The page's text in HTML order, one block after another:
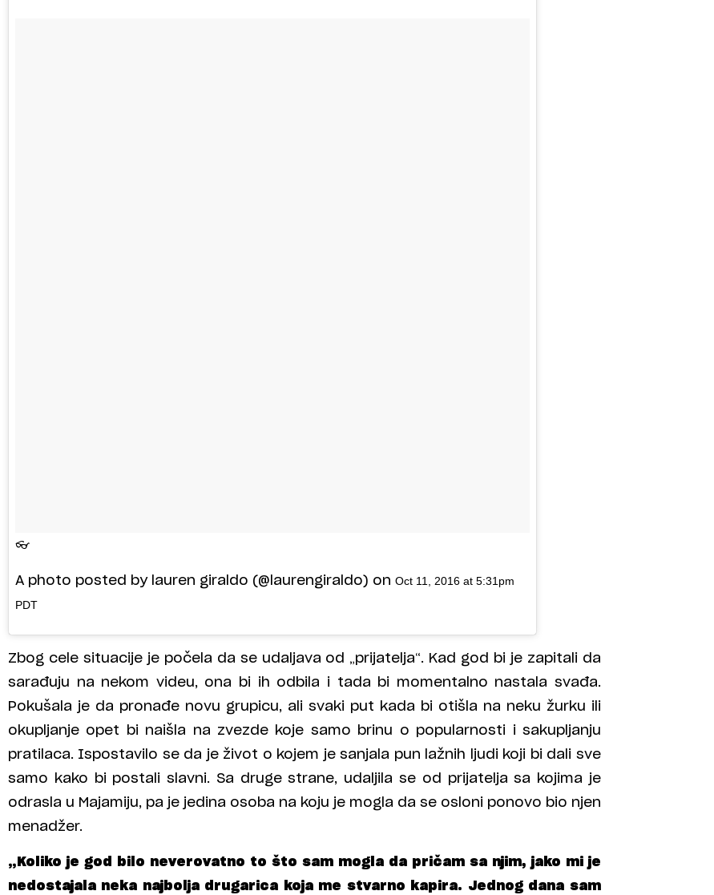
👓
A photo posted by lauren giraldo (@laurengiraldo) on Oct 11, 2016 at 5:31pm
PDT
Zbog cele situacije je počela da se udaljava od „prijatelja“. Kad god bi je zapitali da
sarađuju na nekom videu, ona bi ih odbila i tada bi momentalno nastala svađa.
Pokušala je da pronađe novu grupicu, ali svaki put kada bi otišla na neku žurku ili
okupljanje opet bi naišla na zvezde koje samo brinu o popularnosti i sakupljanju
pratilaca. Ispostavilo se da je život o kojem je sanjala pun lažnih ljudi koji bi dali sve
samo kako bi postali slavni. Sa druge strane, udaljila se od prijatelja sa kojima je
odrasla u Majamiju, pa je jedina osoba na koju je mogla da se osloni ponovo bio njen
menadžer.
„Koliko je god bilo neverovatno to što sam mogla da pričam sa njim, jako mi je
nedostajala neka najbolja drugarica koja me stvarno kapira. Jednog dana sam